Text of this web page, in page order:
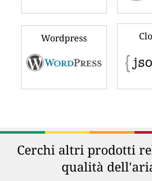
Wordpress
Cerchi altri prodotti
qualità